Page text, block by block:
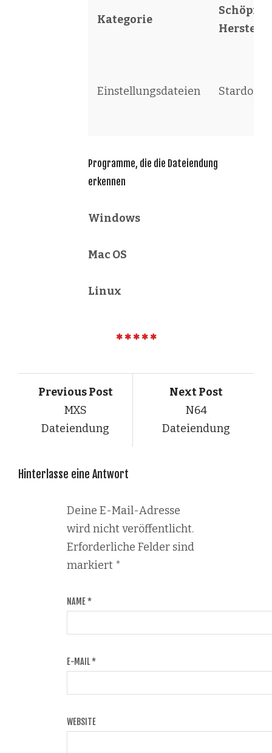
Kategorie
Schöpfer
Einstellungsdateien Stardock
Programme, die die Dateiendung
erkennen
Windows
Mac OS
Linux
Previous Post
MXS
Dateiendung
Next Post
N64
Dateiendung
Hinterlasse eine Antwort
Deine E-Mail-Adresse
wird nicht veröffentlicht.
Erforderliche Felder sind
markiert *
NAME*
E-MAIL*
WEBSITE